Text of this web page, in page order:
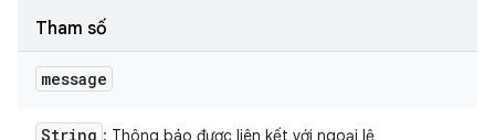
Tham số
message
String : Thông báo được liên kết với ngoại lệ